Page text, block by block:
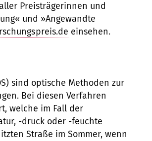
Preisträgerinnen und
und »Angewandte
einsehen.
sind optische Methoden zur
Bei diesen Verfahren
welche im Fall der
-druck oder -feuchte
Straße im Sommer, wenn